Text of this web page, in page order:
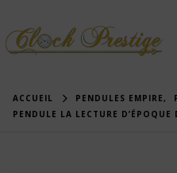
ACCUEIL PENDULES EMPIRE,
PENDULE LA LECTURE D’ÉPOQUE